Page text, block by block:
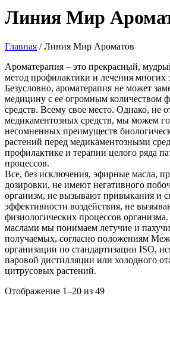
Линия Мир
Главная / Линия Мир Ароматов
Ароматерапия – это прекрасный,
метод профилактики и лечения многих
Безусловно, ароматерапия не может
медицину с ее огромным количеством
средств. Всему свое место. Однако, не
медикаментозных средств, мы можем
несомненных преимуществ
растений перед медикаментозными
профилактике и терапии целого ряда
процессов.
Все, без исключения, эфирные масла,
дозировки, не имеют негативного
организм, не вызывают привыкания и
эффективности воздействия, не
физиологических процессов
маслами мы понимаем летучие и
получаемых, согласно положениям
организации по стандартизации ISO,
паровой дистилляции или холодного
цитрусовых растений.
Отображение 1–20 из 49